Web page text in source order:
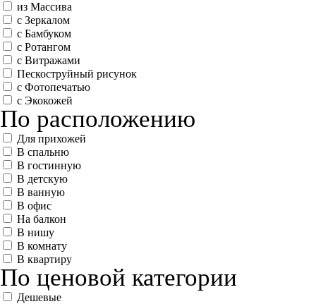
из Массива
с Зеркалом
с Бамбуком
с Ротангом
с Витражами
Пескоструйный рисунок
с Фотопечатью
с Экокожей
По расположению
Для прихожей
В спальню
В гостинную
В детскую
В ванную
В офис
На балкон
В нишу
В комнату
В квартиру
По ценовой категории
Дешевые